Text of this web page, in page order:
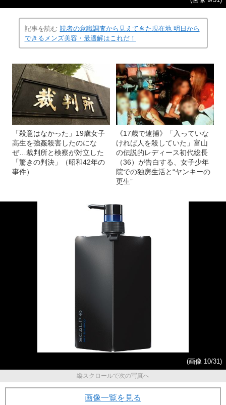
記事を読む 読者の意識調査から見えてきた現在地 明日から
できるメンズ美容・最適解はこれだ！
「殺意はなかった」19歳女子
高生を強姦殺害したのにな
ぜ…裁判所と検察が対立した
「驚きの判決」（昭和42年の
事件）
《17歳で逮捕》「入っていな
ければ人を殺していた」富山
の伝説的レディース初代総長
（36）が告白する、女子少年
院での独房生活と“ヤンキーの
更生”
(画像 10/31)
縦スクロールで次の写真へ
画像一覧を見る